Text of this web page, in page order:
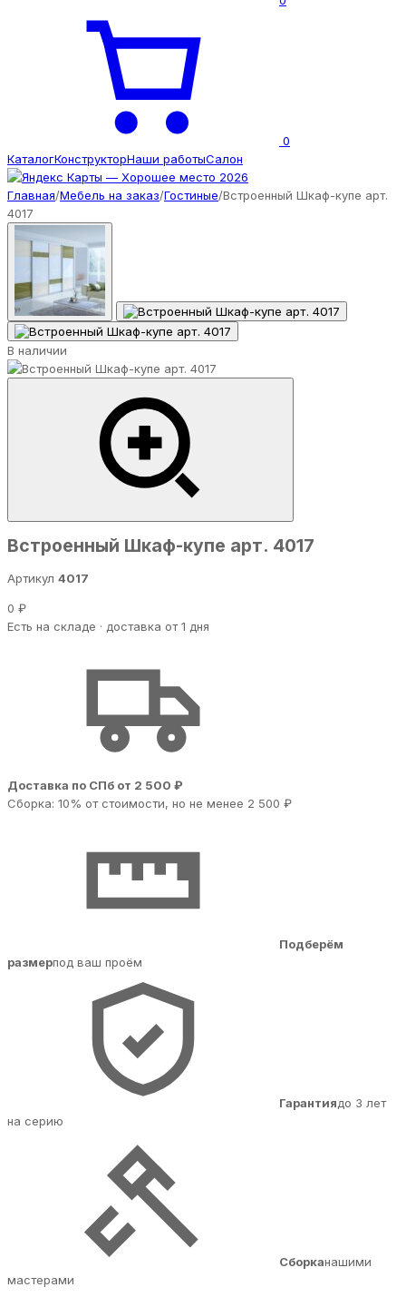
0
КаталогКонструкторНаши работыСалон
Главная/Мебель на заказ/Гостиные/Встроенный Шкаф-купе арт.
4017
В наличии
Встроенный Шкаф-купе арт. 4017
Артикул 4017
0 ₽
Есть на складе · доставка от 1 дня
Доставка по СПб от 2 500 ₽
Сборка: 10% от стоимости, но не менее 2 500 ₽
Подберём
размерпод ваш проём
Гарантиядо 3 лет
на серию
Сборканашими
мастерами